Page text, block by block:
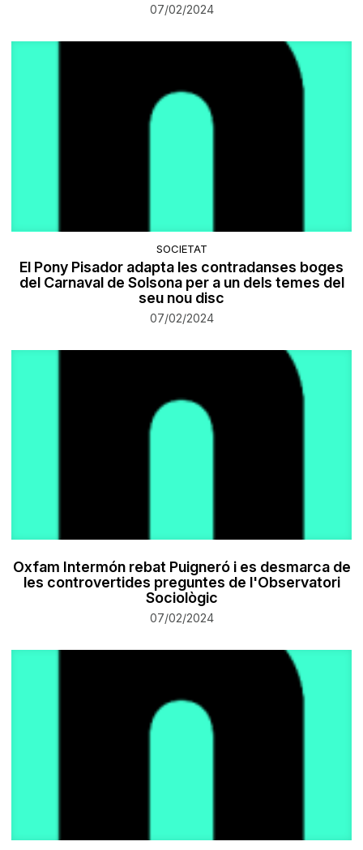
07/02/2024
SOCIETAT
​El Pony Pisador adapta les contradanses boges
del Carnaval de Solsona per a un dels temes del
seu nou disc
07/02/2024
Oxfam Intermón rebat Puigneró i es desmarca de
les controvertides preguntes de l'Observatori
Sociològic
07/02/2024